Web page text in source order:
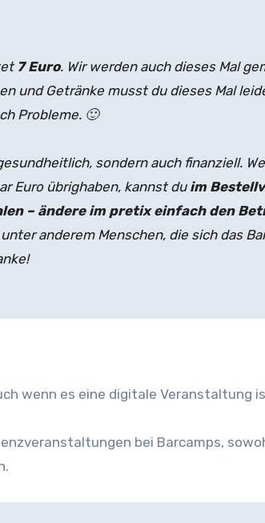
7 Euro. Wir werden auch dieses Mal
und Getränke musst du dieses Mal
Probleme. 🙂
sondern auch finanziell.
Euro übrighaben, kannst du im
– ändere im pretix einfach den
anderem Menschen, die sich das
wenn es eine digitale Veranstaltung
bei Barcamps,